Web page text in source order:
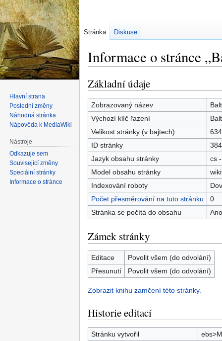
Informace o stránce
Skočit
na
navigaci
Skočit
na
vyhledávání
Základní údaje
Zobrazovaný název
Výchozí klíč řazení
Velikost stránky (v bajtech)
634
ID stránky
384
Jazyk obsahu stránky
cs
Model obsahu stránky
Indexování roboty
Počet přesměrování na tuto stránku
0
Stránka se počítá do obsahu
Ano
Zámek stránky
Editace
Povolit všem (do odvolání)
Přesunutí
Povolit všem (do odvolání)
Zobrazit knihu zamčení této stránky.
Historie editací
Stránku vytvořil
Stránka Diskuse
Hlavní strana
Poslední změny
Náhodná stránka
Nápověda k MediaWiki
Nástroje
Odkazuje sem
Související změny
Speciální stránky
Informace o stránce